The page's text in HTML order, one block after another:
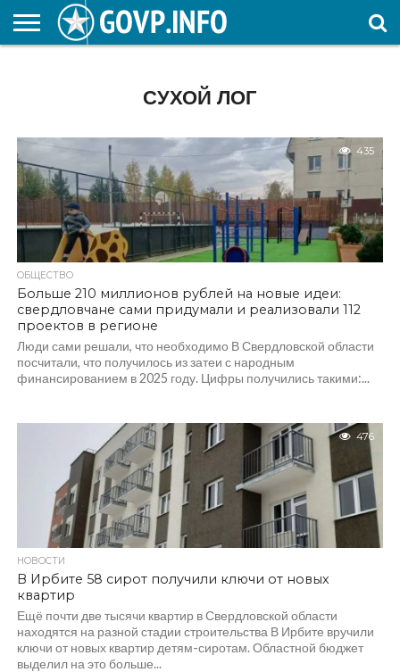
СУХОЙ ЛОГ
435
ОБЩЕСТВО
Больше 210 миллионов рублей на новые идеи:
свердловчане сами придумали и реализовали 112
проектов в регионе
Люди сами решали, что необходимо В Свердловской области
посчитали, что получилось из затеи с народным
финансированием в 2025 году. Цифры получились такими:...
476
НОВОСТИ
В Ирбите 58 сирот получили ключи от новых
квартир
Ещё почти две тысячи квартир в Свердловской области
находятся на разной стадии строительства В Ирбите вручили
ключи от новых квартир детям-сиротам. Областной бюджет
выделил на это больше...